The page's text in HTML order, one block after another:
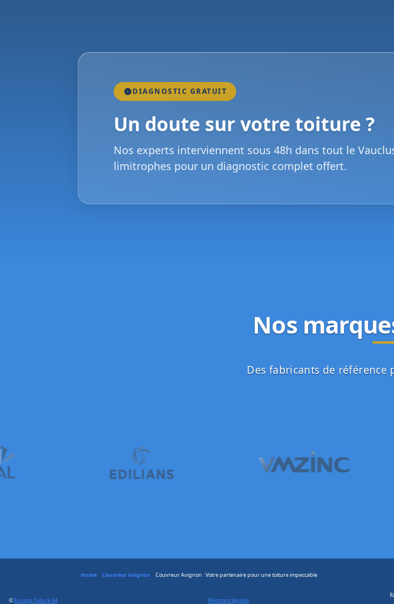
DIAGNOSTIC GRATUIT
Un doute sur votre toiture ?
Nos experts interviennent sous 48h dans tout le
limitrophes pour un diagnostic complet offert.
Nos
Des fabricants de
Home » Couvreur Avignon » Couvreur Avignon : Votre partenaire pour une toiture impeccable
© Europe Toiture 84 Mentions légales